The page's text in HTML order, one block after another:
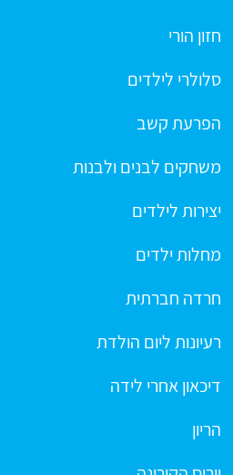
חזון הורי
סלולרי לילדים
הפרעת קשב
משחקים לבנים ולבנות
יצירות לילדים
מחלות ילדים
חרדה חברתית
רעיונות ליום הולדת
דיכאון אחרי לידה
הריון